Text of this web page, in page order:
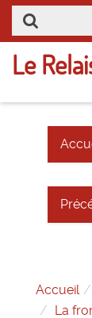
Le
Accueil
La